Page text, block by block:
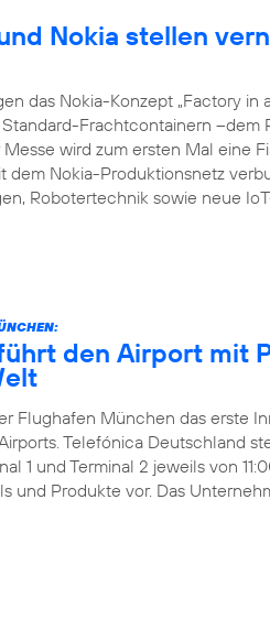
Nokia stellen
das Nokia-Konzept „Factory in
Frachtcontainern –dem
wird zum ersten Mal eine
dem Nokia-Produktionsnetz
Robotertechnik sowie neue
den Airport mit
Flughafen München das erste
Telefónica Deutschland
1 und Terminal 2 jeweils von
und Produkte vor. Das